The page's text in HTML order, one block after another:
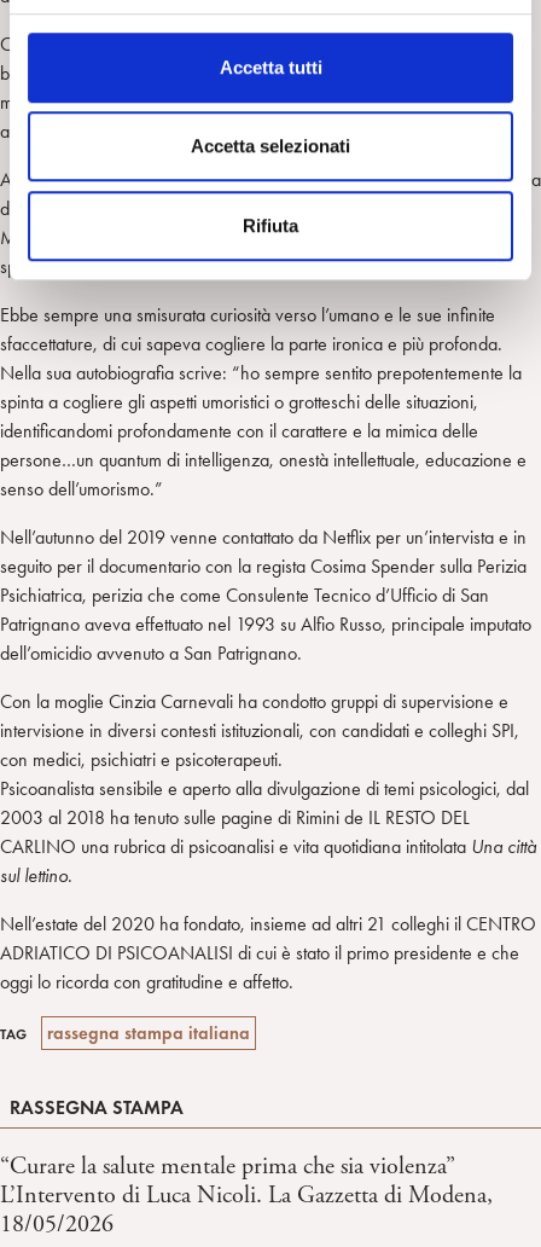
c
o
s
n
Accetta tutti
Accetta selezionati
Rifiuta
Con il lavoro effettuato in questa struttura fu possibile aiutare alcuni
bambini che entro i loro primi sei anni avevano presentato gravi
manifestazioni di tipo psicotico ed altri che rientravano nello spettro
autistico.
Amante dell’arte e della cultura ha collaborato dal 2000 con la Cineteca
di Rimini per la Rassegna Cinema e Psicoanalisi in collaborazione con
Miro Gori, Vittorio Boarini e Marco Leonetti. Tra le altre sue passioni
spiccavano le arti figurative, la lettura, la musica, soprattutto il Jazz.
Ebbe sempre una smisurata curiosità verso l’umano e le sue infinite
sfaccettature, di cui sapeva cogliere la parte ironica e più profonda.
Nella sua autobiografia scrive: “ho sempre sentito prepotentemente la
spinta a cogliere gli aspetti umoristici o grotteschi delle situazioni,
identificandomi profondamente con il carattere e la mimica delle
persone…un quantum di intelligenza, onestà intellettuale, educazione e
senso dell’umorismo.”
Nell’autunno del 2019 venne contattato da Netflix per un’intervista e in
seguito per il documentario con la regista Cosima Spender sulla Perizia
Psichiatrica, perizia che come Consulente Tecnico d’Ufficio di San
Patrignano aveva effettuato nel 1993 su Alfio Russo, principale imputato
dell’omicidio avvenuto a San Patrignano.
Con la moglie Cinzia Carnevali ha condotto gruppi di supervisione e
intervisione in diversi contesti istituzionali, con candidati e colleghi SPI,
con medici, psichiatri e psicoterapeuti.
Psicoanalista sensibile e aperto alla divulgazione di temi psicologici, dal
2003 al 2018 ha tenuto sulle pagine di Rimini de IL RESTO DEL
CARLINO una rubrica di psicoanalisi e vita quotidiana intitolata Una città
sul lettino.
Nell’estate del 2020 ha fondato, insieme ad altri 21 colleghi il CENTRO
ADRIATICO DI PSICOANALISI di cui è stato il primo presidente e che
oggi lo ricorda con gratitudine e affetto.
TAG rassegna stampa italiana
RASSEGNA STAMPA
“Curare la salute mentale prima che sia violenza”
L’Intervento di Luca Nicoli. La Gazzetta di Modena,
18/05/2026